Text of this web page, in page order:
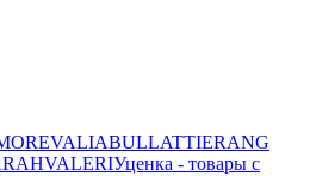
VALIABULLATTIERANG
VALERIУценка - товары с